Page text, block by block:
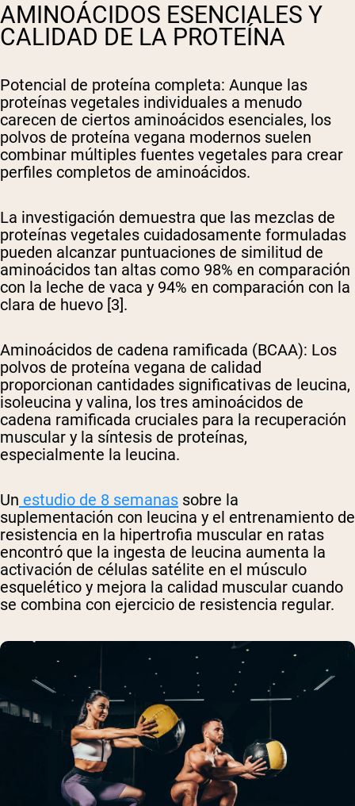
AMINOÁCIDOS ESENCIALES Y
CALIDAD DE LA PROTEÍNA
Potencial de proteína completa: Aunque las
proteínas vegetales individuales a menudo
carecen de ciertos aminoácidos esenciales, los
polvos de proteína vegana modernos suelen
combinar múltiples fuentes vegetales para crear
perfiles completos de aminoácidos.
La investigación demuestra que las mezclas de
proteínas vegetales cuidadosamente formuladas
pueden alcanzar puntuaciones de similitud de
aminoácidos tan altas como 98% en comparación
con la leche de vaca y 94% en comparación con la
clara de huevo [3].
Aminoácidos de cadena ramificada (BCAA): Los
polvos de proteína vegana de calidad
proporcionan cantidades significativas de leucina,
isoleucina y valina, los tres aminoácidos de
cadena ramificada cruciales para la recuperación
muscular y la síntesis de proteínas,
especialmente la leucina.
Un estudio de 8 semanas sobre la
suplementación con leucina y el entrenamiento de
resistencia en la hipertrofia muscular en ratas
encontró que la ingesta de leucina aumenta la
activación de células satélite en el músculo
esquelético y mejora la calidad muscular cuando
se combina con ejercicio de resistencia regular.